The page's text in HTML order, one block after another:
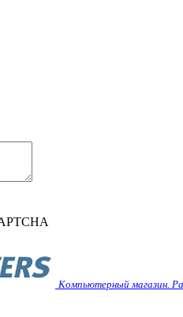
Компьютерный магазин.